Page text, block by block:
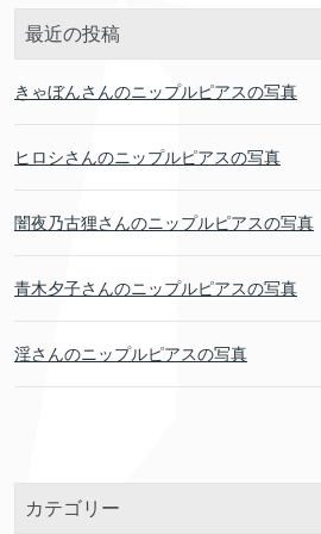
最近の投稿
きゃぼんさんのニップルピアスの写真
ヒロシさんのニップルピアスの写真
闇夜乃古狸さんのニップルピアスの写真
青木夕子さんのニップルピアスの写真
淫さんのニップルピアスの写真
カテゴリー